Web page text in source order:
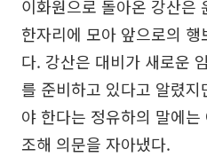
이화원으로 돌아온 강산은
한자리에 모아 앞으로의
다. 강산은 대비가 새로운
를 준비하고 있다고 알렸
야 한다는 정유하의 말에
조해 의문을 자아냈다.